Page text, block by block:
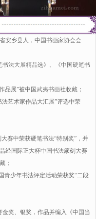
安乡县人，中国书画家协会会
书法大展精品选》、《中国硬笔书
品展”被中国武夷书画社收藏；
法艺术家作品大汇展”评选中荣
赛中荣获硬笔书法“特别奖”，并
经国际正大杯中国书法篆刻大赛
；
青少年书法评定活动荣获奖“二段
金奖、银奖，作品并编入《中国当